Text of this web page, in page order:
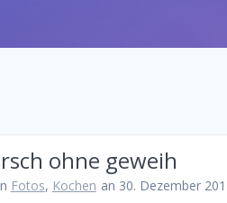
ohne geweih
Fotos, Kochen an 30. Dezember